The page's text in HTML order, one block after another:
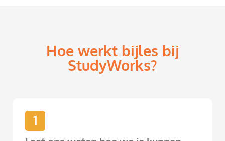
Hoe werkt bijles bij
StudyWorks?
1